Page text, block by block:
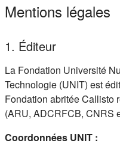
Mentions légales
1. Éditeur
La Fondation Université
Technologie (UNIT) est
Fondation abritée Callisto
(ARU, ADCRFCB, CNRS
Coordonnées UNIT :